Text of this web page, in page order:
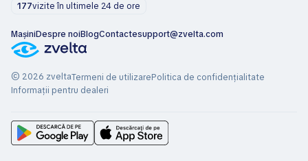
177vizite în ultimele 24 de ore
MașiniDespre noiBlogContactesupport@zvelta.com
© 2026 zveltaTermeni de utilizarePolitica de confidențialitate
Informații pentru dealeri